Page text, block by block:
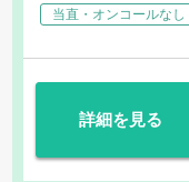
当直・オンコールなし
詳細を見る